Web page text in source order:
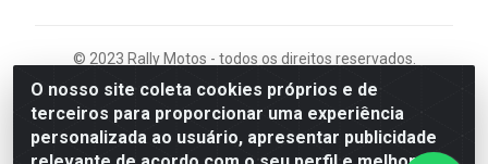
O nosso site coleta cookies próprios e de
terceiros para proporcionar uma experiência
personalizada ao usuário, apresentar publicidade
© 2023 Rally Motos - todos os direitos reservados.
Razão Social: Rally motos distribuidora, importadora e
transportadora de peças LTDA - CNPJ 09.262.859/0001-
43 - Rua Vigário Calixto 2900 - Catolé, Campina
Grande/PB